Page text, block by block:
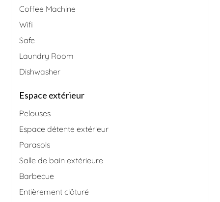
Coffee Machine
Wifi
Safe
Laundry Room
Dishwasher
Espace extérieur
Pelouses
Espace détente extérieur
Parasols
Salle de bain extérieure
Barbecue
Entièrement clôturé